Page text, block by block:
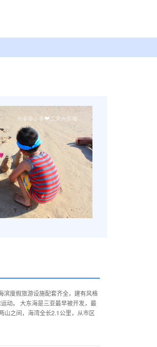
度假旅游设施配套齐全，建有风格
动。 大东海是三亚最早被开发，最
山之间，海湾全长2.1公里，从市区